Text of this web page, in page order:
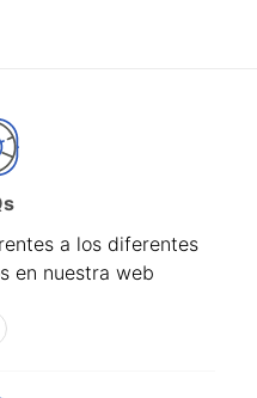
a los diferentes
en nuestra web